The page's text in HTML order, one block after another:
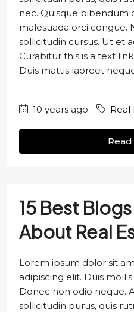
nec. Quisque bibendum
malesuada orci congue.
sollicitudin cursus. Ut et
Curabitur this is a text
Duis mattis laoreet
10 years ago Real
15 Best
About Real
Lorem ipsum dolor sit
adipiscing elit. Duis
Donec non odio neque.
sollicitudin purus, quis